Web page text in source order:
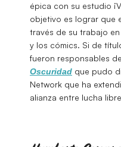
épica con su estudio
objetivo es lograr que
través de su trabajo
y los cómics. Si de
fueron responsables
Oscuridad que pudo
Network que ha
alianza entre lucha